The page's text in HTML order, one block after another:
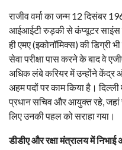
राजीव वर्मा का जन्म 12 दिसंबर
आईआईटी रुड़की से कंप्यूटर साइंस
ही एमए (इकोनॉमिक्स) की डिग्री
सेवा परीक्षा पास करने के बाद वे
अधिक लंबे करियर में उन्होंने केंद्र
अहम पदों पर काम किया है।
प्रधान सचिव और आयुक्त रहे, जहां
लिए उनकी पहल को सराहा गया।
डीडीए और रक्षा मंत्रालय में निभाई